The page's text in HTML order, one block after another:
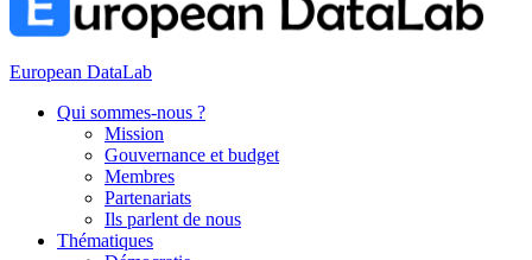
European DataLab
Qui sommes-nous ?
Mission
Gouvernance et budget
Membres
Partenariats
Ils parlent de nous
Thématiques